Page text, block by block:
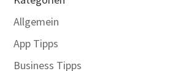
Allgemein
App Tipps
Business Tipps